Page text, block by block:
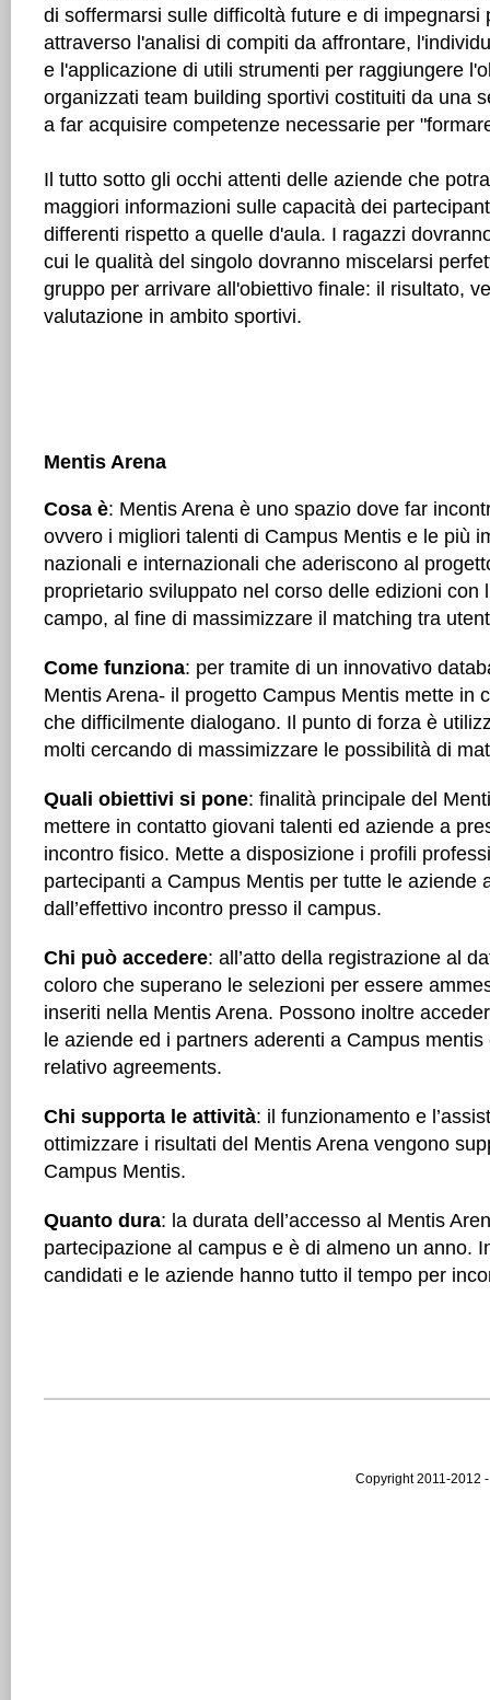
di soffermarsi sulle difficoltà future e di impegnarsi
attraverso l'analisi di compiti da affrontare,
e l'applicazione di utili strumenti per raggiungere
organizzati team building sportivi costituiti da una
a far acquisire competenze necessarie per
Il tutto sotto gli occhi attenti delle aziende che
maggiori informazioni sulle capacità dei
differenti rispetto a quelle d'aula. I ragazzi
cui le qualità del singolo dovranno miscelarsi
gruppo per arrivare all'obiettivo finale: il risultato,
valutazione in ambito sportivi.
Mentis Arena
Cosa è: Mentis Arena è uno spazio dove far
ovvero i migliori talenti di Campus Mentis e le più
nazionali e internazionali che aderiscono al
proprietario sviluppato nel corso delle edizioni con
campo, al fine di massimizzare il matching tra
Come funziona: per tramite di un innovativo
Mentis Arena- il progetto Campus Mentis mette in
che difficilmente dialogano. Il punto di forza è
molti cercando di massimizzare le possibilità di
Quali obiettivi si pone: finalità principale del
mettere in contatto giovani talenti ed aziende a
incontro fisico. Mette a disposizione i profili
partecipanti a Campus Mentis per tutte le aziende
dall’effettivo incontro presso il campus.
Chi può accedere: all’atto della registrazione al
coloro che superano le selezioni per essere
inseriti nella Mentis Arena. Possono inoltre
le aziende ed i partners aderenti a Campus
relativo agreements.
Chi supporta le attività: il funzionamento e
ottimizzare i risultati del Mentis Arena vengono
Campus Mentis.
Quanto dura: la durata dell’accesso al Mentis
partecipazione al campus e è di almeno un anno.
candidati e le aziende hanno tutto il tempo per
Copyright 2011-2012